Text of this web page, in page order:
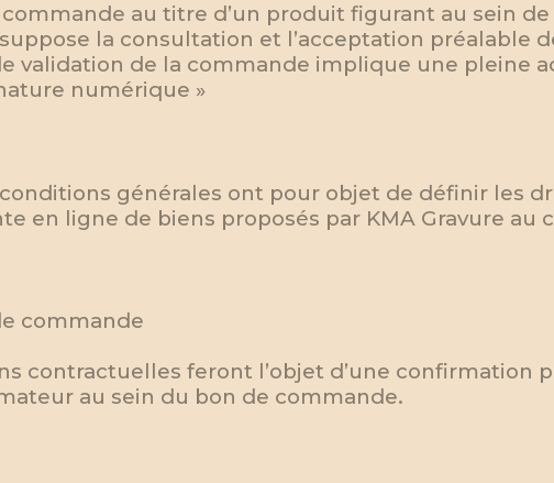
au titre d’un produit figurant au sein
la consultation et l’acceptation préalable
validation de la commande implique une pleine
numérique »
générales ont pour objet de définir les
en ligne de biens proposés par KMA Gravure au
commande
contractuelles feront l’objet d’une confirmation
au sein du bon de commande.